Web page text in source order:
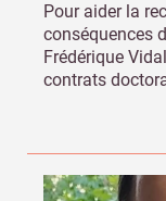
Pour aider la
conséquences
Frédérique
contrats